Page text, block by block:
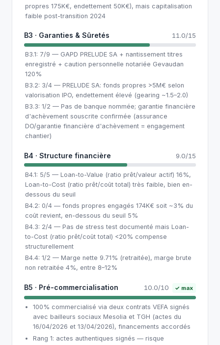
propres 175K€, endettement 50K€), mais capitalisation
faible post-transition 2024
B3 · Garanties & Sûretés 11.0/15
B3.1: 7/9 — GAPD PRELUDE SA + nantissement titres
enregistré + caution personnelle notariée Gevaudan
120%
B3.2: 3/4 — PRELUDE SA: fonds propres >5M€ selon
valorisation IPO, endettement élevé (gearing ~1.5–2.0)
B3.3: 1/2 — Pas de banque nommée; garantie financière
d'achèvement souscrite confirmée (assurance
DO/garantie financière d'achèvement = engagement
chantier)
B4 · Structure financière 9.0/15
B4.1: 5/5 — Loan-to-Value (ratio prêt/valeur actif) 16%,
Loan-to-Cost (ratio prêt/coût total) très faible, bien en-
dessous du seuil
B4.2: 0/4 — fonds propres engagés 174K€ soit ~3% du
coût revient, en-dessous du seuil 5%
B4.3: 2/4 — Pas de stress test documenté mais Loan-
to-Cost (ratio prêt/coût total) <20% compense
structurellement
B4.4: 1/2 — Marge nette 9.71% (retraitée), marge brute
non retraitée 4%, entre 8–12%
B5 · Pré-commercialisation 10.0/10 ✓ max
100% commercialisé via deux contrats VEFA signés
avec bailleurs sociaux Mesolia et TGH (actes du
16/04/2026 et 13/04/2026), financements accordés
Rang 1: actes authentiques signés — risque